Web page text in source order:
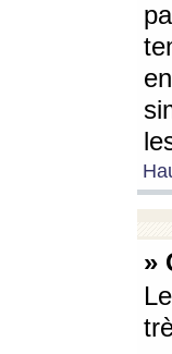
»